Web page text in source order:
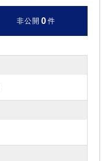
非公開 0 件